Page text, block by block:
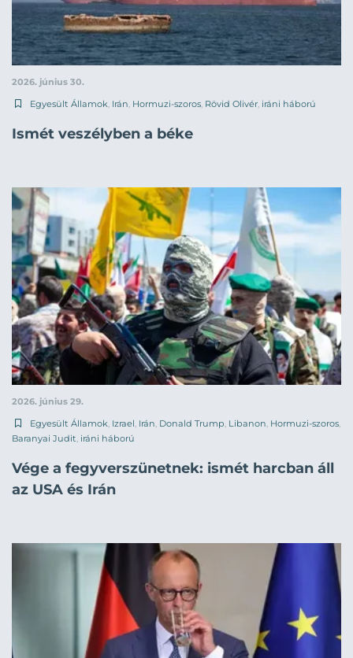
2026. június 30.
Egyesült Államok Irán Hormuzi-szoros Rövid Olivér iráni háború
Ismét veszélyben a béke
2026. június 29.
Egyesült Államok, Izrael, Irán, Donald Trump, Libanon, Hormuzi-szoros,
Baranyai Judit, iráni háború
Vége a fegyverszünetnek: ismét harcban áll
az USA és Irán